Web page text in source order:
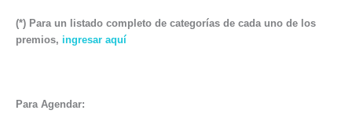
(*) Para un listado completo de categorías de cada uno de los
premios, ingresar aquí
Para Agendar: